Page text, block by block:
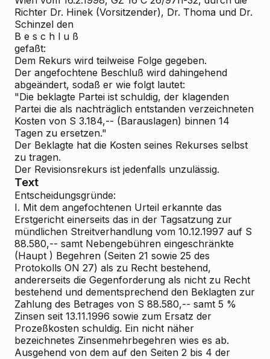
Richter Dr. Hinek (Vorsitzender), Dr. Thoma und Dr.
Schinzel den
B e s c h l u ß
gefaßt:
Dem Rekurs wird teilweise Folge gegeben.
Der angefochtene Beschluß wird dahingehend
abgeändert, sodaß er wie folgt lautet:
"Die beklagte Partei ist schuldig, der klagenden
Partei die als nachträglich entstanden verzeichneten
Kosten von S 3.184,-- (Barauslagen) binnen 14
Tagen zu ersetzen."
Der Beklagte hat die Kosten seines Rekurses selbst
zu tragen.
Der Revisionsrekurs ist jedenfalls unzulässig.
Text
Entscheidungsgründe:
I. Mit dem angefochtenen Urteil erkannte das
Erstgericht einerseits das in der Tagsatzung zur
mündlichen Streitverhandlung vom 10.12.1997 auf S
88.580,-- samt Nebengebühren eingeschränkte
(Haupt ) Begehren (Seiten 21 sowie 25 des
Protokolls ON 27) als zu Recht bestehend,
andererseits die Gegenforderung als nicht zu Recht
bestehend und dementsprechend den Beklagten zur
Zahlung des Betrages von S 88.580,-- samt 5 %
Zinsen seit 13.11.1996 sowie zum Ersatz der
Prozeßkosten schuldig. Ein nicht näher
bezeichnetes Zinsenmehrbegehren wies es ab.
Ausgehend von dem auf den Seiten 2 bis 4 der